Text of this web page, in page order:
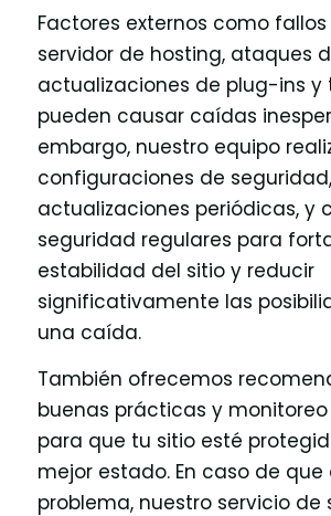
Factores externos como fallos
servidor de hosting, ataques
actualizaciones de plug-ins y
pueden causar caídas
embargo, nuestro equipo
configuraciones de seguridad,
actualizaciones periódicas, y
seguridad regulares para
estabilidad del sitio y reducir
significativamente las
una caída.
También ofrecemos
buenas prácticas y
para que tu sitio esté
mejor estado. En caso de
problema, nuestro servicio de